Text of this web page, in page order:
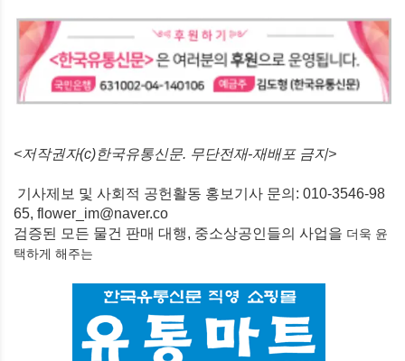
<저작권자(c)한국유통신문. 무단전재-재배포 금지>
기사제보 및 사회적 공헌활동 홍보기사 문의: 010-3546-98
65, flower_im@naver.co
검증된 모든 물건 판매 대행, 중소상공인들의 사업을 더욱 윤
택하게 해주는